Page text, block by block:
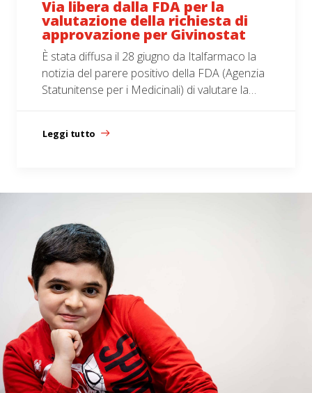
Via libera dalla FDA per la
valutazione della richiesta di
approvazione per Givinostat
È stata diffusa il 28 giugno da Italfarmaco la
notizia del parere positivo della FDA (Agenzia
Statunitense per i Medicinali) di valutare la…
Leggi tutto